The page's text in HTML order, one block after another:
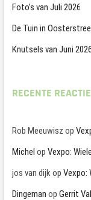
Foto’s van Juli 2026
De Tuin in
Knutsels van Juni 2026
RECENTE
Rob Meeuwisz op
Michel op Vexpo:
jos van dijk op Vexpo:
Dingeman op Gerrit